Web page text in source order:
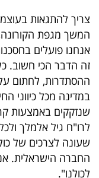
צריך להתגאות
המשך מגפת
אנחנו פועלים
זה הדבר הכי חשוב.
ההסתדרות, לחתום
במדינה מכל כיווני
שנזקקים באמצעות
לרו"ח גיל אלמלך
שעונה לצרכים של
החברה הישראלית.
לכולנו".